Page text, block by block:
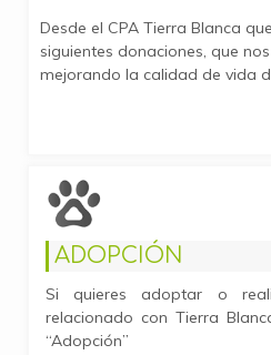
Desde el CPA Tierra Blanca
siguientes donaciones, que
mejorando la calidad de vida
ADOPCIÓN
Si quieres adoptar o
relacionado con Tierra
“Adopción”